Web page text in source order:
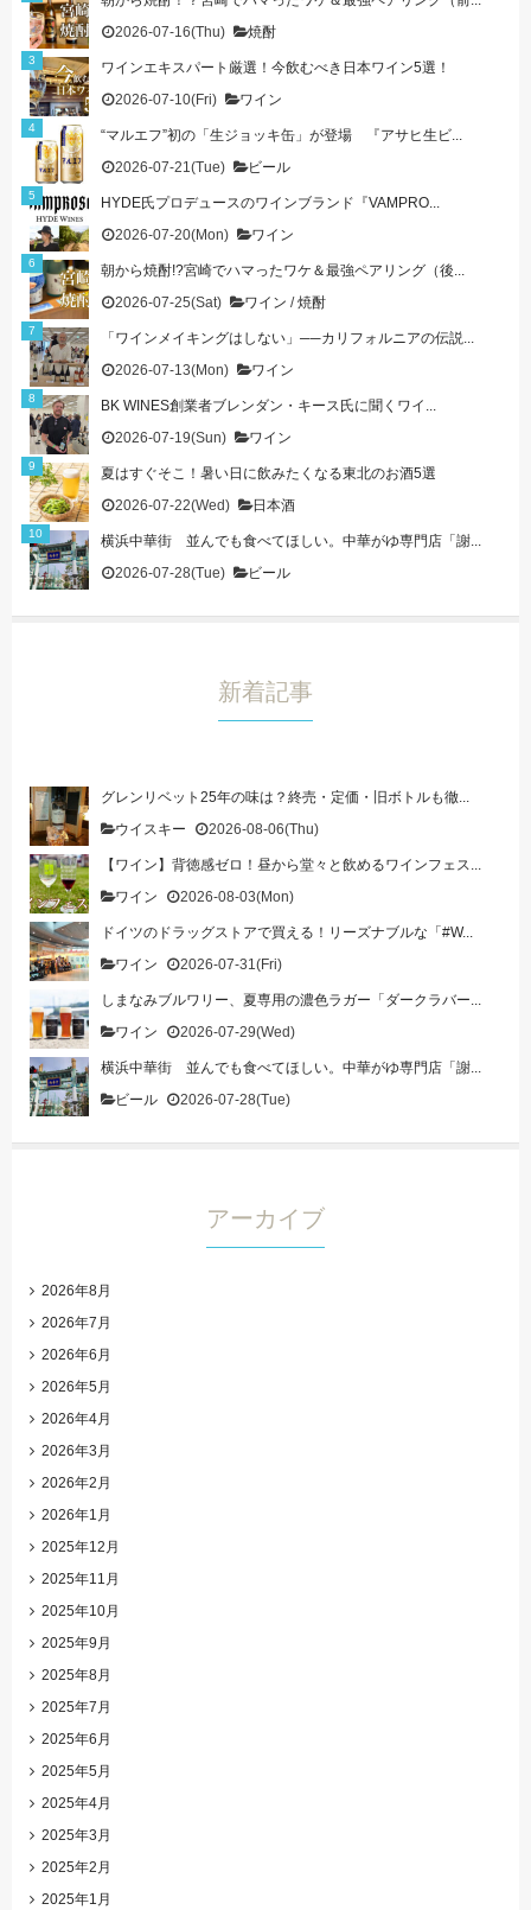
2026-07-16(Thu)
焼酎
ワインエキスパート厳選！今飲むべき日本ワイン5選！
2026-07-10(Fri)
ワイン
“マルエフ”初の「生ジョッキ缶」が登場 『アサヒ生ビ...
2026-07-21(Tue)
ビール
HYDE氏プロデュースのワインブランド『VAMPRO...
2026-07-20(Mon)
ワイン
朝から焼酎!?宮崎でハマったワケ＆最強ペアリング（後...
2026-07-25(Sat)
ワイン /焼酎
「ワインメイキングはしない」──カリフォルニアの伝説...
2026-07-13(Mon)
ワイン
BK WINES創業者ブレンダン・キース氏に聞くワイ...
2026-07-19(Sun)
ワイン
夏はすぐそこ！暑い日に飲みたくなる東北のお酒5選
2026-07-22(Wed)
日本酒
横浜中華街 並んでも食べてほしい。中華がゆ専門店「謝...
2026-07-28(Tue)
ビール
新着記事
グレンリベット25年の味は？終売・定価・旧ボトルも徹...
ウイスキー
2026-08-06(Thu)
【ワイン】背徳感ゼロ！昼から堂々と飲めるワインフェス...
ワイン
2026-08-03(Mon)
ドイツのドラッグストアで買える！リーズナブルな「#W...
ワイン
2026-07-31(Fri)
しまなみブルワリー、夏専用の濃色ラガー「ダークラバー...
ワイン
2026-07-29(Wed)
横浜中華街 並んでも食べてほしい。中華がゆ専門店「謝...
ビール
2026-07-28(Tue)
アーカイブ
2026年8月
2026年7月
2026年6月
2026年5月
2026年4月
2026年3月
2026年2月
2026年1月
2025年12月
2025年11月
2025年10月
2025年9月
2025年8月
2025年7月
2025年6月
2025年5月
2025年4月
2025年3月
2025年2月
2025年1月